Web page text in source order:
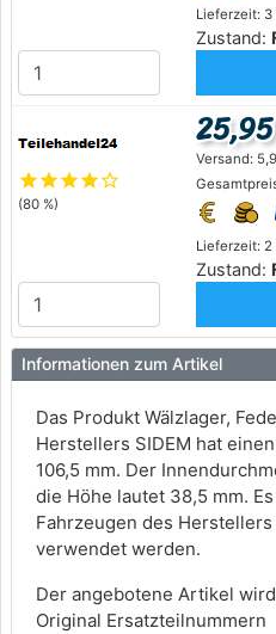
Lieferzeit: 3
Zustand:
starstarstarstarstar_outline
(80 %)
Lieferzeit: 2
Zustand:
Versand:
Informationen zum Artikel
Das Produkt Wälzlager,
Herstellers SIDEM hat
106,5 mm. Der
die Höhe lautet 38,5 mm.
Fahrzeugen des Herstellers
verwendet werden.
Der angebotene Artikel
Original Ersatzteilnummern